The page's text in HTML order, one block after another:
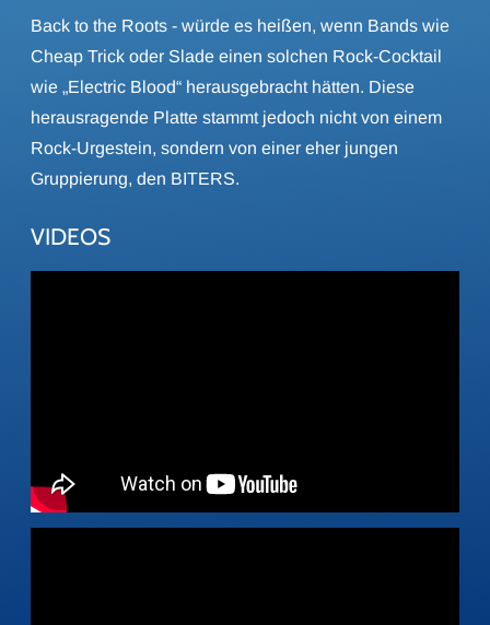
Back to the Roots - würde es heißen, wenn Bands wie
Cheap Trick oder Slade einen solchen Rock-Cocktail
wie „Electric Blood“ herausgebracht hätten. Diese
herausragende Platte stammt jedoch nicht von einem
Rock-Urgestein, sondern von einer eher jungen
Gruppierung, den BITERS.
VIDEOS